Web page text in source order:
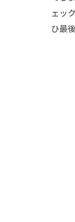
ェッ
ひ最